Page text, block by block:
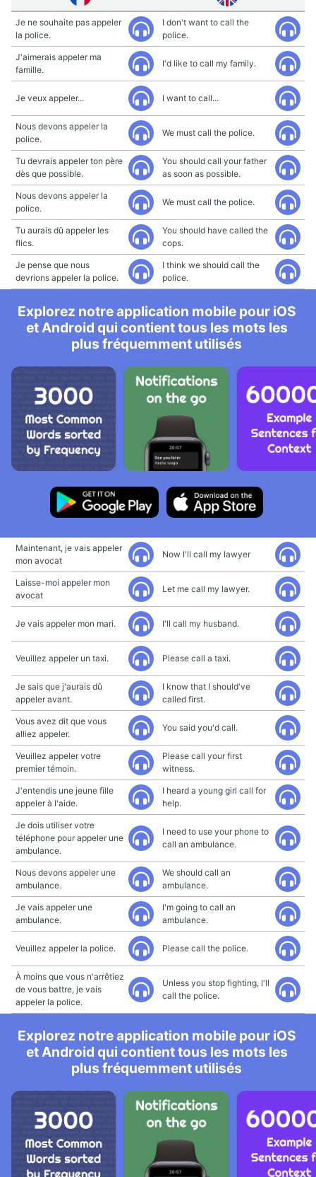
Je ne souhaite pas appeler
la police.
I don't want to call the
police.
J'aimerais appeler ma
famille.
I'd like to call my family.
Je veux appeler... I want to call...
Nous devons appeler la
police.
We must call the police.
Tu devrais appeler ton père
dès que possible.
You should call your father
as soon as possible.
Nous devons appeler la
police.
We must call the police.
Tu aurais dû appeler les
flics.
You should have called the
cops.
Je pense que nous
devrions appeler la police.
I think we should call the
police.
Explorez notre application mobile pour iOS
et Android qui contient tous les mots les
plus fréquemment utilisés
Maintenant, je vais appeler
mon avocat
Now I'll call my lawyer
Laisse-moi appeler mon
avocat
Let me call my lawyer.
Je vais appeler mon mari. I'll call my husband.
Veuillez appeler un taxi. Please call a taxi.
Je sais que j'aurais dû
appeler avant.
I know that I should've
called first.
Vous avez dit que vous
alliez appeler.
You said you'd call.
Veuillez appeler votre
premier témoin.
Please call your first
witness.
J'entendis une jeune fille
appeler à l'aide.
I heard a young girl call for
help.
Je dois utiliser votre
téléphone pour appeler une
ambulance.
I need to use your phone to
call an ambulance.
Nous devons appeler une
ambulance.
We should call an
ambulance.
Je vais appeler une
ambulance.
I'm going to call an
ambulance.
Veuillez appeler la police. Please call the police.
À moins que vous n'arrêtiez
de vous battre, je vais
appeler la police.
Unless you stop fighting, I'll
call the police.
Explorez notre application mobile pour iOS
et Android qui contient tous les mots les
plus fréquemment utilisés